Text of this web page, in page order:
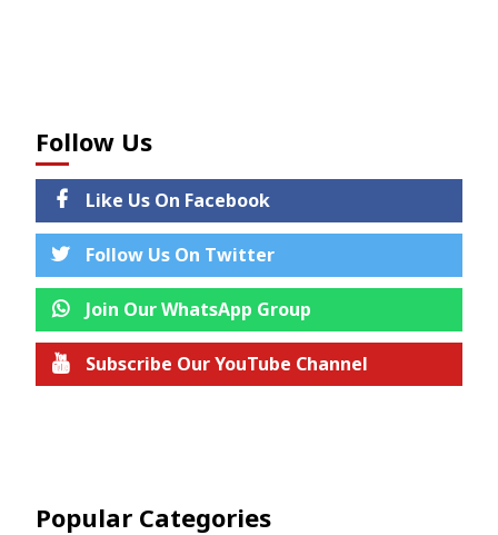
Follow Us
Like Us On Facebook
Follow Us On Twitter
Join Our WhatsApp Group
Subscribe Our YouTube Channel
Popular Categories